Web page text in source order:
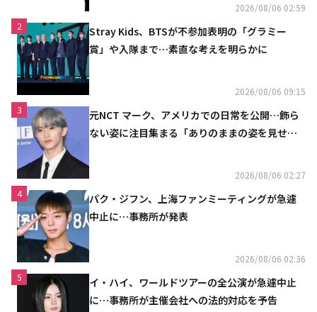
2026/08/06 02:59
2
Stray Kids、BTSが不参加表明の「グラミー
賞」や入隊まで…素直な考えを明らかに
2026/08/06 09:15
3
元NCT マーク、アメリカでの日常を公開…飾ら
ない姿に注目集まる「ありのままの姿を見せた
2026/08/06 02:27
4
パク・ジフン、上海ファンミーティングが急遽
中止に…事務所が発表
2026/08/06 02:36
5
イ・ハイ、ワールドツアーの全公演が急遽中止
に…事務所が主催会社への法的対応を予告